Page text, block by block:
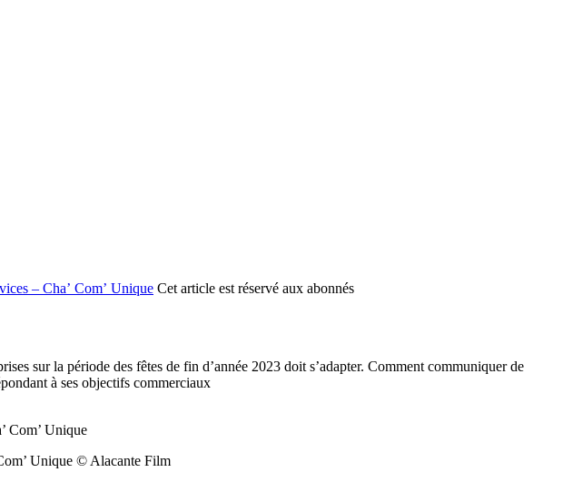
– Cha’ Com’ Unique Cet article est réservé aux abonnés
sur la période des fêtes de fin d’année 2023 doit s’adapter. Comment communiquer de
à ses objectifs commerciaux
Unique © Alacante Film